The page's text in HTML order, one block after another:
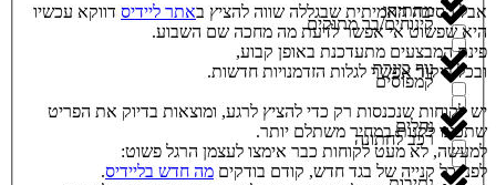
קינוחים/בר מתוקים
קמפוסים
רכב לחתונה
מתתיהו
נוף כינרת
נחלים
אבל הסיבה האמיתית שבגללה שווה להציץ באתר ליידיסדווקא עכשיו
היא שפשוט אי אפשר לדעת מה מחכה שם השבוע.
פינת המבצעים מתעדכנת באופן קבוע,
ובכל ביקור אפשר לגלות הזדמנויות חדשות.
יש לקוחות שנכנסות רק כדי להציץ לרגע, ומוצאות בדיוק את הפריט
שתכננו לקנות במחיר משתלם יותר.
למעשה, לא מעט לקוחות כבר אימצו לעצמן הרגל פשוט:
לפני כל קנייה של בגד חדש, קודם בודקים מה חדש בליידיס.